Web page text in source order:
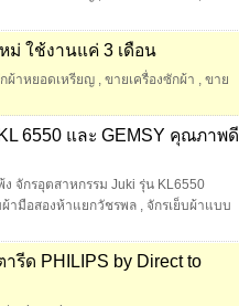
ม่ ใช้งานแค่ 3 เดือน
กผ้าหยอดเหรียญ , ขายเครื่องซักผ้า , ขาย
6550 และ GEMSY คุณภาพดี
ง จักรอุตสาหกรรม Juki รุ่น KL6550
ผ้ามือสองห้าแยกวัชรพล , จักรเย็บผ้าแบบ
ารีด PHILIPS by Direct to